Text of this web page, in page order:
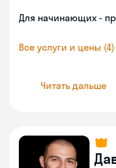
Для начинающих -
Все услуги и цены (4)
Читать дальше